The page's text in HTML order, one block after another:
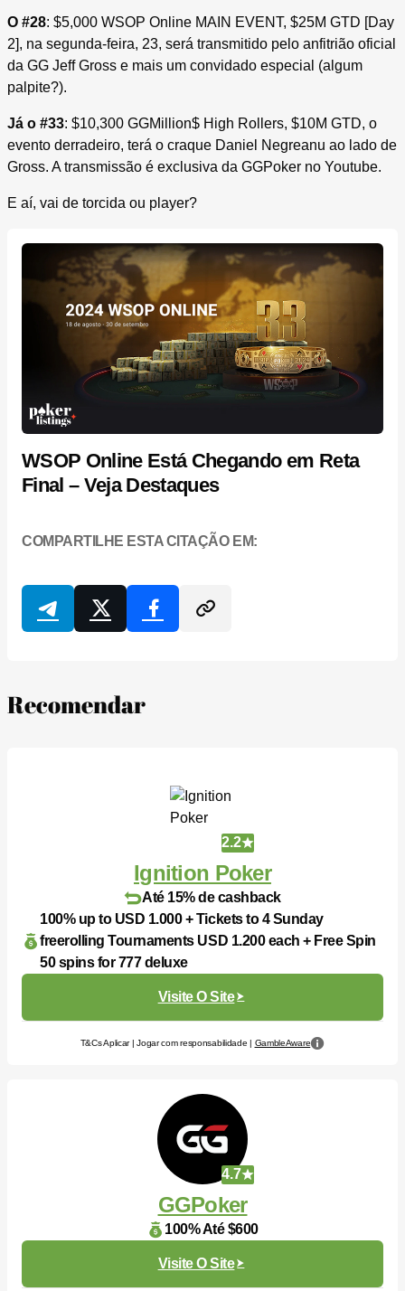
O #28: $5,000 WSOP Online MAIN EVENT, $25M GTD [Day
2], na segunda-feira, 23, será transmitido pelo anfitrião oficial
da GG Jeff Gross e mais um convidado especial (algum
palpite?).
Já o #33: $10,300 GGMillion$ High Rollers, $10M GTD, o
evento derradeiro, terá o craque Daniel Negreanu ao lado de
Gross. A transmissão é exclusiva da GGPoker no Youtube.
E aí, vai de torcida ou player?
WSOP Online Está Chegando em Reta
Final – Veja Destaques
COMPARTILHE ESTA CITAÇÃO EM:
Recomendar
2.2
Ignition Poker
Até 15% de cashback
100% up to USD 1.000 + Tickets to 4 Sunday
freerolling Tournaments USD 1.200 each + Free Spin
50 spins for 777 deluxe
Visite O Site
T&Cs Aplicar | Jogar com responsabilidade | GambleAware
4.7
GGPoker
100% Até $600
Visite O Site